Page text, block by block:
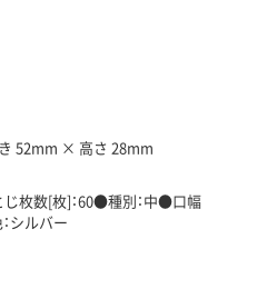
52mm × 高さ 28mm
枚数[枚]：60●種別：中●口幅
シルバー